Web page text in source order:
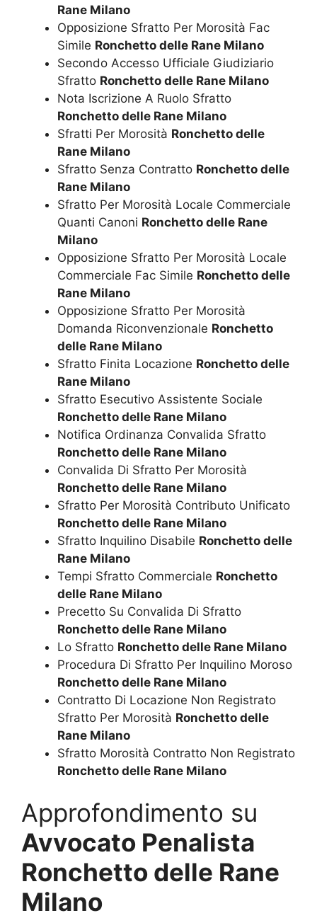
Rane Milano
Opposizione Sfratto Per Morosità Fac
Simile Ronchetto delle Rane Milano
Secondo Accesso Ufficiale Giudiziario
Sfratto Ronchetto delle Rane Milano
Nota Iscrizione A Ruolo Sfratto
Ronchetto delle Rane Milano
Sfratti Per Morosità Ronchetto delle
Rane Milano
Sfratto Senza Contratto Ronchetto delle
Rane Milano
Sfratto Per Morosità Locale Commerciale
Quanti Canoni Ronchetto delle Rane
Milano
Opposizione Sfratto Per Morosità Locale
Commerciale Fac Simile Ronchetto delle
Rane Milano
Opposizione Sfratto Per Morosità
Domanda Riconvenzionale Ronchetto
delle Rane Milano
Sfratto Finita Locazione Ronchetto delle
Rane Milano
Sfratto Esecutivo Assistente Sociale
Ronchetto delle Rane Milano
Notifica Ordinanza Convalida Sfratto
Ronchetto delle Rane Milano
Convalida Di Sfratto Per Morosità
Ronchetto delle Rane Milano
Sfratto Per Morosità Contributo Unificato
Ronchetto delle Rane Milano
Sfratto Inquilino Disabile Ronchetto delle
Rane Milano
Tempi Sfratto Commerciale Ronchetto
delle Rane Milano
Precetto Su Convalida Di Sfratto
Ronchetto delle Rane Milano
Lo Sfratto Ronchetto delle Rane Milano
Procedura Di Sfratto Per Inquilino Moroso
Ronchetto delle Rane Milano
Contratto Di Locazione Non Registrato
Sfratto Per Morosità Ronchetto delle
Rane Milano
Sfratto Morosità Contratto Non Registrato
Ronchetto delle Rane Milano
Approfondimento su
Avvocato Penalista
Ronchetto delle Rane
Milano